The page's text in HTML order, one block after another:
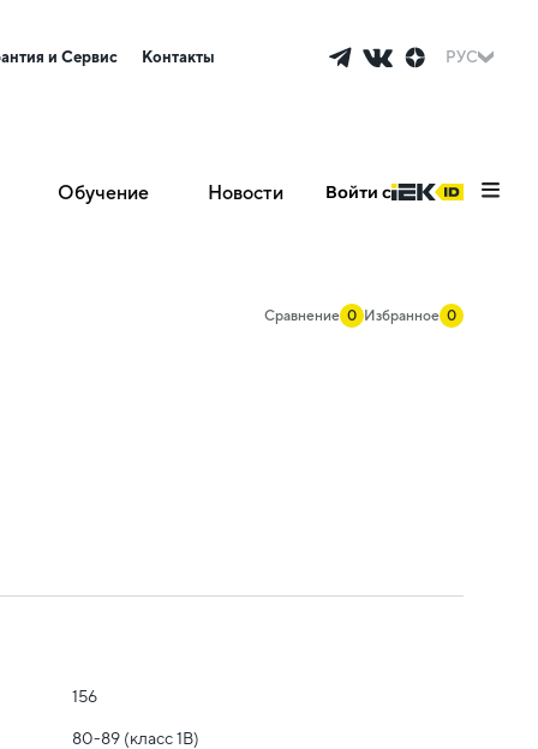
и Сервис Контакты РУС
Обучение Новости Войти с
Сравнение 0 Избранное 0
156
80-89 (класс 1B)